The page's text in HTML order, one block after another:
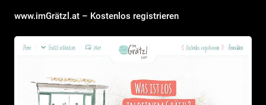
www.imGrätzl.at – Kostenlos registrieren